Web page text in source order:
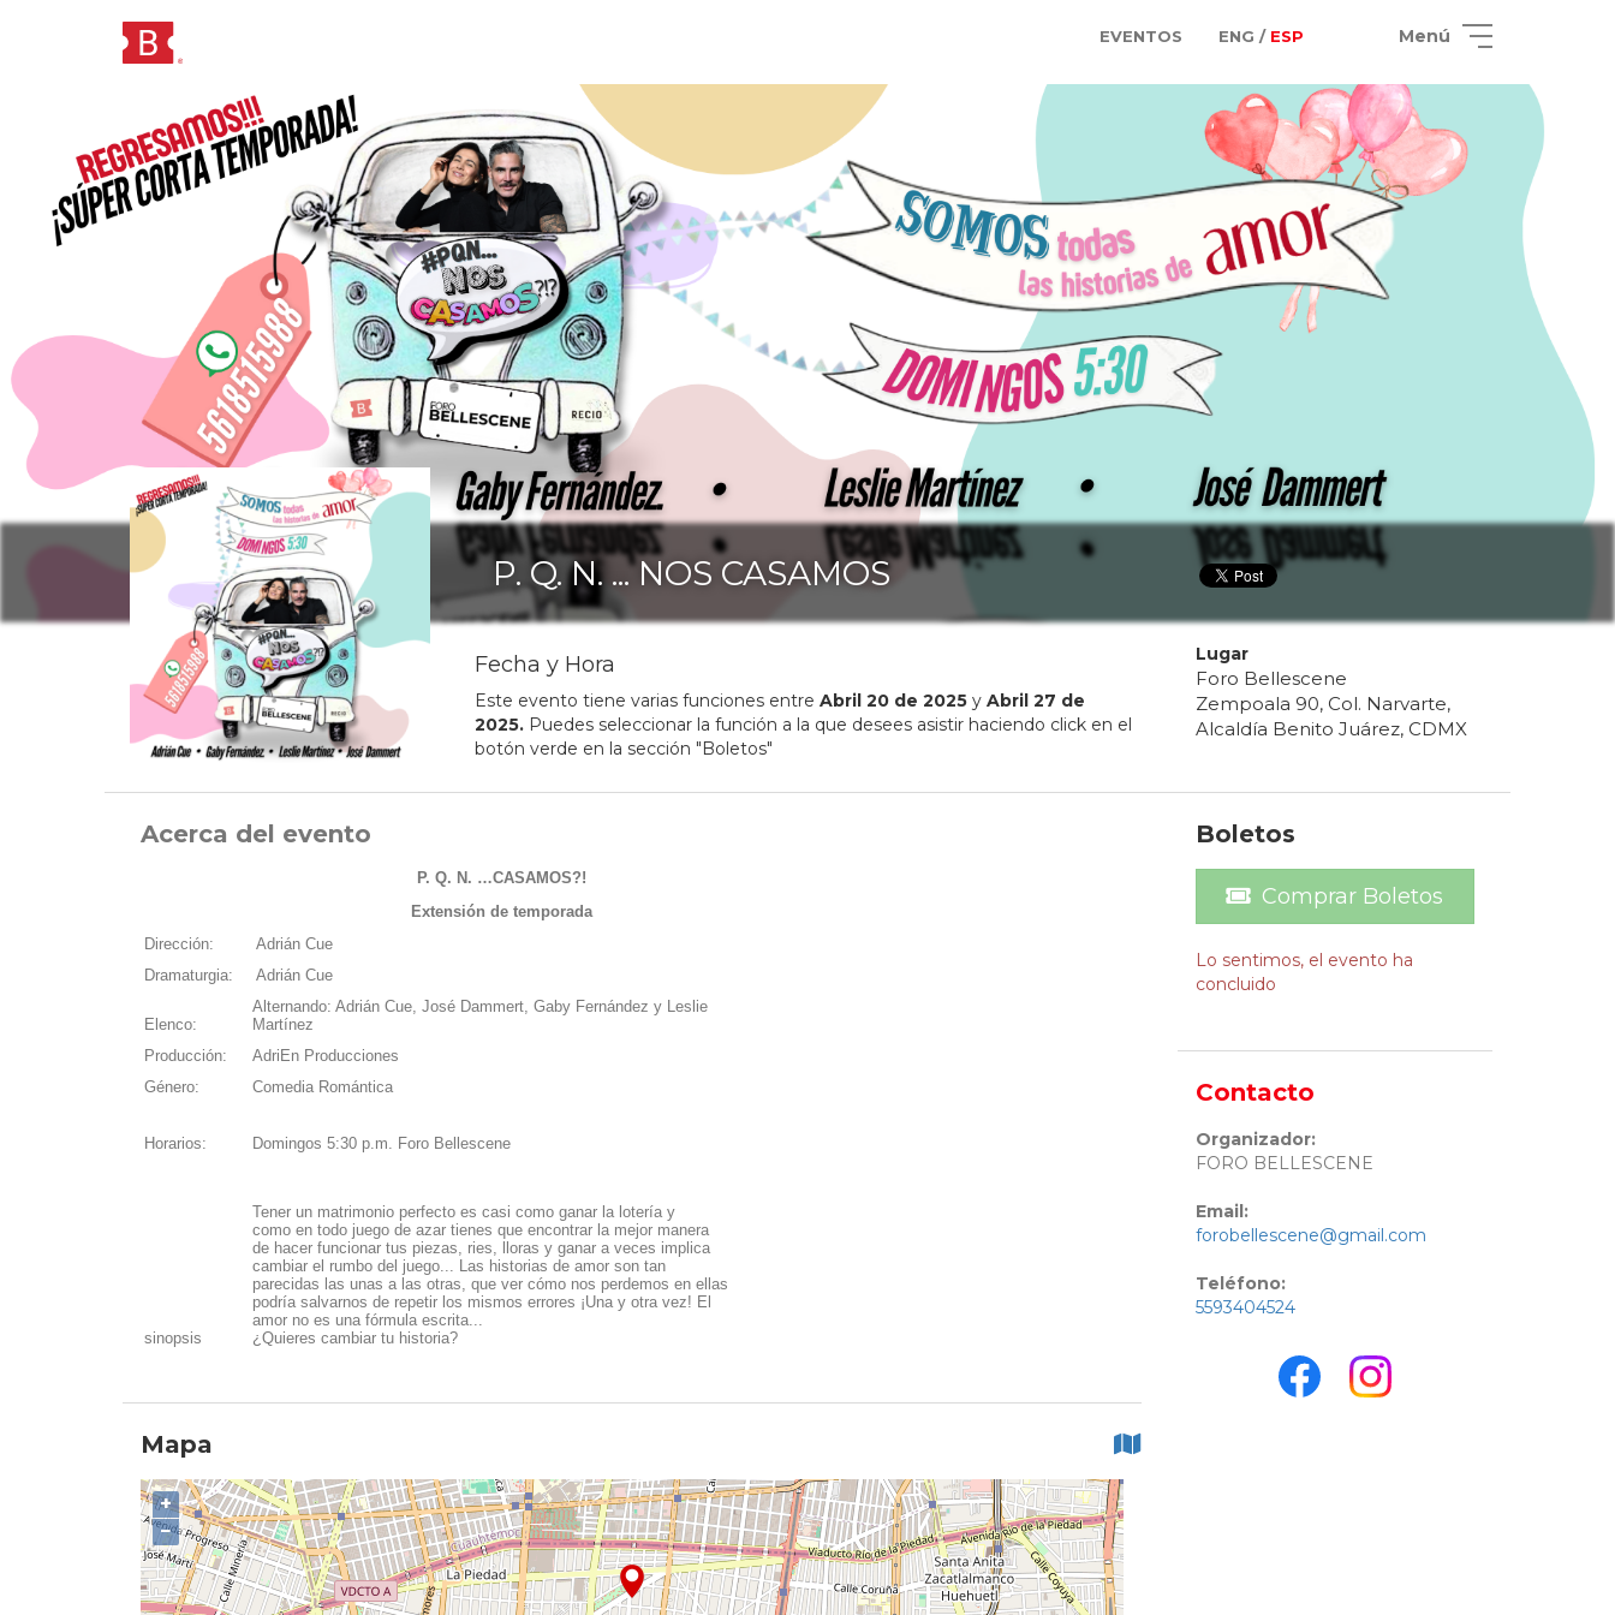
EVENTOS ENG / ESP Menú
P. Q. N. ... NOS CASAMOS
Fecha y Hora
Este evento tiene varias funciones entre Abril 20de 2025y Abril 27 de
2025.Puedes seleccionar la función a la que desees asistir haciendo click en el
botón verde en la sección "Boletos"
Lugar
Foro Bellescene
Zempoala 90, Col. Narvarte,
Alcaldía Benito Juárez, CDMX
Acerca del evento
P. Q. N. …CASAMOS?!
Extensión de temporada
Dirección:
Adrián Cue
Dramaturgia:
Adrián Cue
Elenco:
Alternando: Adrián Cue, José Dammert, Gaby Fernández y Leslie
Martínez
Producción:
AdriEn Producciones
Género:
Comedia Romántica
Horarios: Domingos 5:30 p.m. Foro Bellescene
sinopsis
Tener un matrimonio perfecto es casi como ganar la lotería y
como en todo juego de azar tienes que encontrar la mejor manera
de hacer funcionar tus piezas, ries, lloras y ganar a veces implica
cambiar el rumbo del juego... Las historias de amor son tan
parecidas las unas a las otras, que ver cómo nos perdemos en ellas
podría salvarnos de repetir los mismos errores ¡Una y otra vez! El
amor no es una fórmula escrita...
¿Quieres cambiar tu historia?
Mapa
+
−
Boletos
Comprar Boletos
Lo sentimos, el evento ha
concluido
Contacto
Organizador:
FORO BELLESCENE
Email:
forobellescene@gmail.com
Teléfono:
5593404524